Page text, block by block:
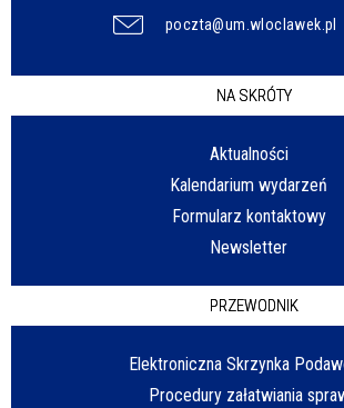
poczta@um.wloclawek.pl
NA SKRÓTY
Aktualności
Kalendarium wydarzeń
Formularz kontaktowy
Newsletter
PRZEWODNIK
Elektroniczna Skrzynka
Procedury załatwiania